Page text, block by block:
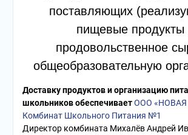
поставляющих
пищевые продукты
продовольственное
общеобразовательную
Доставку продуктов и организацию
школьников обеспечивает ООО
Комбинат Школьного Питания №1
Директор комбината Михалёв Андрей